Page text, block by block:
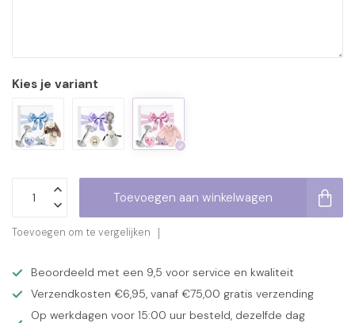
Kies je variant
Toevoegen aan winkelwagen
Toevoegen om te vergelijken
Beoordeeld met een 9,5 voor service en kwaliteit
Verzendkosten €6,95, vanaf €75,00 gratis verzending
Op werkdagen voor 15:00 uur besteld, dezelfde dag